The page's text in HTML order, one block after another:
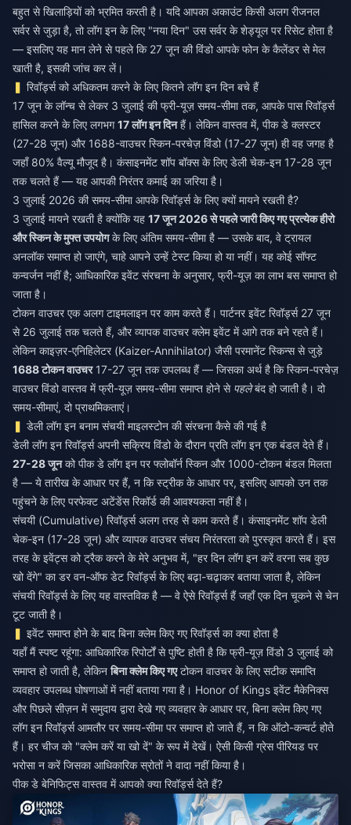
बहुत से खिलाड़ियों को भ्रमित करती है। यदि आपका अकाउंट किसी अलग रीजनल
सर्वर से जुड़ा है, तो लॉग इन के लिए "नया दिन" उस सर्वर के शेड्यूल पर रिसेट होता है
— इसलिए यह मान लेने से पहले कि 27 जून की विंडो आपके फोन के कैलेंडर से मेल
खाती है, इसकी जांच कर लें।
रिवॉर्ड्स को अधिकतम करने के लिए कितने लॉग इन दिन बचे हैं
17 जून के लॉन्च से लेकर 3 जुलाई की फ्री-यूज़ समय-सीमा तक, आपके पास रिवॉर्ड्स
हासिल करने के लिए लगभग17 लॉग इन दिनहैं। लेकिन वास्तव में, पीक डे क्लस्टर
(27-28 जून) और 1688-वाउचर स्किन-परचेज़ विंडो (17-27 जून) ही वह जगह है
जहाँ 80% वैल्यू मौजूद है। कंसाइनमेंट शॉप बॉक्स के लिए डेली चेक-इन 17-28 जून
तक चलते हैं — यह आपकी निरंतर कमाई का जरिया है।
3 जुलाई 2026 की समय-सीमा आपके रिवॉर्ड्स के लिए क्यों मायने रखती है?
3 जुलाई मायने रखती है क्योंकि यह 17 जून 2026 से पहले जारी किए गए प्रत्येक हीरो
और स्किन के मुफ्त उपयोगके लिए अंतिम समय-सीमा है — उसके बाद, वे ट्रायल
अनलॉक समाप्त हो जाएंगे, चाहे आपने उन्हें टेस्ट किया हो या नहीं। यह कोई सॉफ्ट
कन्वर्जन नहीं है; आधिकारिक इवेंट संरचना के अनुसार, फ्री-यूज़ का लाभ बस समाप्त हो
जाता है।
टोकन वाउचर एक अलग टाइमलाइन पर काम करते हैं। पार्टनर इवेंट रिवॉर्ड्स 27 जून
से 26 जुलाई तक चलते हैं, और व्यापक वाउचर क्लेम इवेंट में आगे तक बने रहते हैं।
लेकिन काइज़र-एनिहिलेटर (Kaizer-Annihilator) जैसी परमानेंट स्किन्स से जुड़े
1688 टोकन वाउचर17-27 जून तक उपलब्ध हैं — जिसका अर्थ है कि स्किन-परचेज़
वाउचर विंडो वास्तव में फ्री-यूज़ समय-सीमा समाप्त होने से पहलेबंद हो जाती है। दो
समय-सीमाएं, दो प्राथमिकताएं।
डेली लॉग इन बनाम संचयी माइलस्टोन की संरचना कैसे की गई है
डेली लॉग इन रिवॉर्ड्स अपनी सक्रिय विंडो के दौरान प्रति लॉग इन एक बंडल देते हैं।
27-28 जूनको पीक डे लॉग इन पर फ्लोबॉर्न स्किन और 1000-टोकन बंडल मिलता
है — ये तारीख के आधार पर हैं, न कि स्ट्रीक के आधार पर, इसलिए आपको उन तक
पहुंचने के लिए परफेक्ट अटेंडेंस रिकॉर्ड की आवश्यकता नहीं है।
संचयी (Cumulative) रिवॉर्ड्स अलग तरह से काम करते हैं। कंसाइनमेंट शॉप डेली
चेक-इन (17-28 जून) और व्यापक वाउचर संचय निरंतरता को पुरस्कृत करते हैं। इस
तरह के इवेंट्स को ट्रैक करने के मेरे अनुभव में, "हर दिन लॉग इन करें वरना सब कुछ
खो देंगे" का डर वन-ऑफ डेट रिवॉर्ड्स के लिए बढ़ा-चढ़ाकर बताया जाता है, लेकिन
संचयी रिवॉर्ड्स के लिए यह वास्तविक है — वे ऐसे रिवॉर्ड्स हैं जहाँ एक दिन चूकने से चेन
टूट जाती है।
इवेंट समाप्त होने के बाद बिना क्लेम किए गए रिवॉर्ड्स का क्या होता है
यहाँ मैं स्पष्ट रहूंगा: आधिकारिक रिपोर्टों से पुष्टि होती है कि फ्री-यूज़ विंडो 3 जुलाई को
समाप्त हो जाती है, लेकिनबिना क्लेम किए गएटोकन वाउचर के लिए सटीक समाप्ति
व्यवहार उपलब्ध घोषणाओं में नहीं बताया गया है। Honor of Kings इवेंट मैकेनिक्स
और पिछले सीज़न में समुदाय द्वारा देखे गए व्यवहार के आधार पर, बिना क्लेम किए गए
लॉग इन रिवॉर्ड्स आमतौर पर समय-सीमा पर समाप्त हो जाते हैं, न कि ऑटो-कन्वर्ट होते
हैं। हर चीज को "क्लेम करें या खो दें" के रूप में देखें। ऐसी किसी ग्रेस पीरियड पर
भरोसा न करें जिसका आधिकारिक स्रोतों ने वादा नहीं किया है।
पीक डे बेनिफिट्स वास्तव में आपको क्या रिवॉर्ड्स देते हैं?